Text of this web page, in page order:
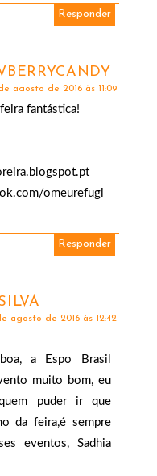
Responder
agosto de 2016 às 11:09
fantástica!
omeurefugi
Responder
agosto de 2016 às 12:42
a Espo Brasil
muito bom, eu
puder ir que
da feira,é sempre
eventos, Sadhia